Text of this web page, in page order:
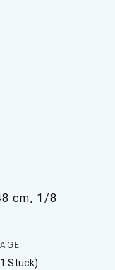
cm, 1/8
Stück)